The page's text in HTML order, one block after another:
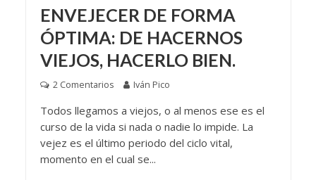
ENVEJECER DE FORMA
ÓPTIMA: DE HACERNOS
VIEJOS, HACERLO BIEN.
2 Comentarios Iván Pico
Todos llegamos a viejos, o al menos ese es el
curso de la vida si nada o nadie lo impide. La
vejez es el último periodo del ciclo vital,
momento en el cual se...